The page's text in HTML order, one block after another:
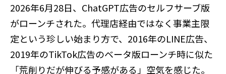
2026年6月28日、ChatGPT広告のセルフサーブ版
がローンチされた。代理店経由ではなく事業主限
定という珍しい始まり方で、2016年のLINE広告、
2019年のTikTok広告のベータ版ローンチ時に似た
「荒削りだが伸びる予感がある」空気を感じた。